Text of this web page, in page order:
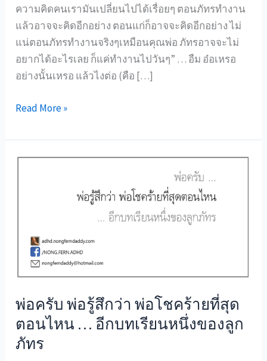
ความคิดคนเรามันเปลี่ยนไปได้เรื่อยๆ ตอนภัทรทำงาน
แล้วอาจจะคิดอีกอย่าง ตอนแก่ก็อาจจะคิดอีกอย่าง ไม่
แน่ตอนภัทรทำงานจริงๆเหมือนคุณพ่อ ภัทรอาจจะไม่
อยากได้อะไรเลย ก็แค่ทำงานไปวันๆ” … อืม อ๋อเหรอ
อย่างนั้นเหรอ แล้วไงต่อ (คือ […]
เก็บ
นี้
ไว้
หรอก
รู้
อนาคต
ภัทร
มี
Read More »
พ่อครับ พ่อรู้สึกว่า พ่อโชคร้ายที่สุด
ตอนไหน … อีกบทเรียนหนึ่งของลูก
ภัทร